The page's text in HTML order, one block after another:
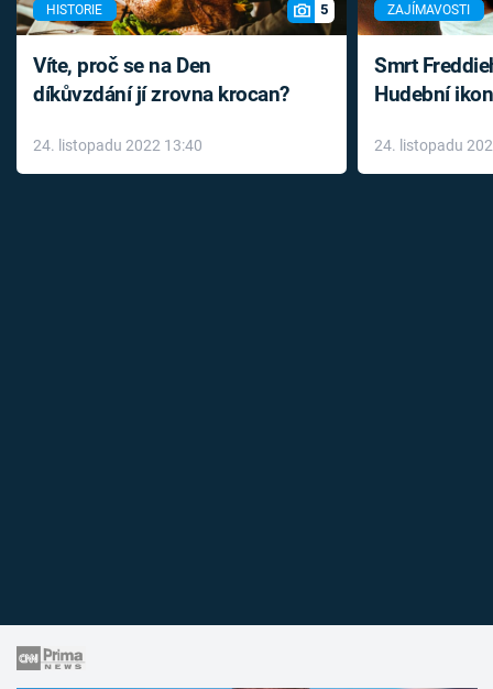
HISTORIE 5
Víte, proč se na Den
díkůvzdání jí zrovna krocan?
24. listopadu 2022 13:40
ZAJÍMAVOSTI
Smrt
Hudební
léky
24. listopadu